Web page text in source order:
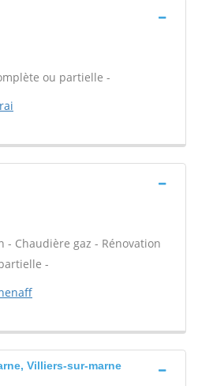
ou partielle -
- Chaudière gaz - Rénovation
-
Villiers-sur-marne